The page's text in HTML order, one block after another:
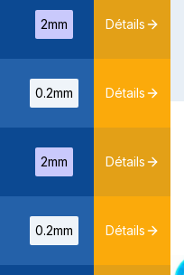
2mm Détails
0.2mm Détails
2mm Détails
0.2mm Détails